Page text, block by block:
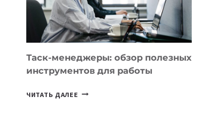
ЕМУ
МОЖНО
ПОРУЧИТЬ
УЖЕ
Таск-менеджеры: обзор полезных
инструментов для работы
ЧИТАТЬ ДАЛЕЕ ТАСК-